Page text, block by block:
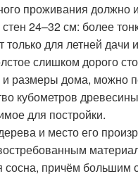
проживания должно
24–32 см: более
только для летней дачи
слишком дорого
размеры дома, можно
кубометров
для постройки.
и место его
сосна, причём большим